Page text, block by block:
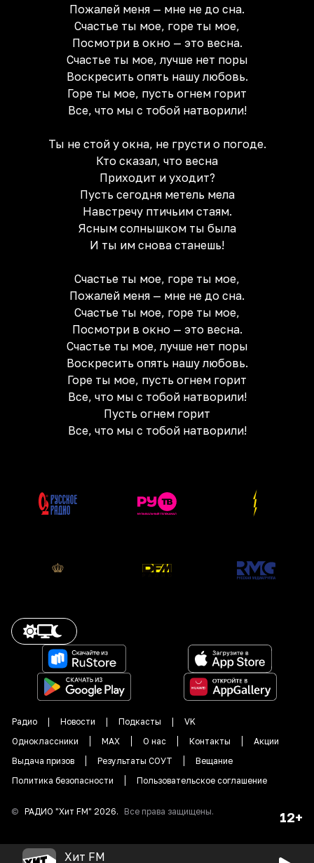
Пожалей меня — мне не до сна.
Счастье ты мое, горе ты мое,
Посмотри в окно — это весна.
Счастье ты мое, лучше нет поры
Воскресить опять нашу любовь.
Горе ты мое, пусть огнем горит
Все, что мы с тобой натворили!
Ты не стой у окна, не грусти о погоде.
Кто сказал, что весна
Приходит и уходит?
Пусть сегодня метель мела
Навстречу птичьим стаям.
Ясным солнышком ты была
И ты им снова станешь!
Счастье ты мое, горе ты мое,
Пожалей меня — мне не до сна.
Счастье ты мое, горе ты мое,
Посмотри в окно — это весна.
Счастье ты мое, лучше нет поры
Воскресить опять нашу любовь.
Горе ты мое, пусть огнем горит
Все, что мы с тобой натворили!
Пусть огнем горит
Все, что мы с тобой натворили!
Радио Новости Подкасты
VK
Одноклассники
MAX О нас Контакты
Акции
Выдача призов
Результаты СОУТ
Вещание
Политика безопасности
Пользовательское соглашение
© РАДИО "Хит FM" 2026. Все права защищены. 12+
Хит FM